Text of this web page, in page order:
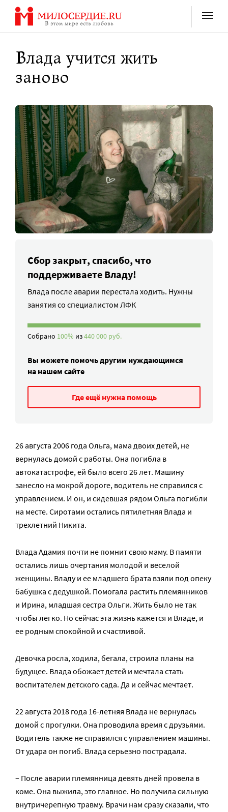
Перейти
содержанию
Влада учится жить
заново
Сбор закрыт, спасибо, что
поддерживаете Владу!
Влада после аварии перестала ходить. Нужны
занятия со специалистом ЛФК
Собрано 100% из440 000 руб.
Вы можете помочь другим нуждающимся
на нашем сайте
Где ещё нужна помощь
26 августа 2006 года Ольга, мама двоих детей, не
вернулась домой с работы. Она погибла в
автокатастрофе, ей было всего 26 лет. Машину
занесло на мокрой дороге, водитель не справился с
управлением. И он, и сидевшая рядом Ольга погибли
на месте. Сиротами остались пятилетняя Влада и
трехлетний Никита.
Влада Адамия почти не помнит свою маму. В памяти
остались лишь очертания молодой и веселой
женщины. Владу и ее младшего брата взяли под опеку
бабушка с дедушкой. Помогала растить племянников
и Ирина, младшая сестра Ольги. Жить было не так
чтобы легко. Но сейчас эта жизнь кажется и Владе, и
ее родным спокойной и счастливой.
Девочка росла, ходила, бегала, строила планы на
будущее. Влада обожает детей и мечтала стать
воспитателем детского сада. Да и сейчас мечтает.
22 августа 2018 года 16-летняя Влада не вернулась
домой с прогулки. Она проводила время с друзьями.
Водитель также не справился с управлением машины.
От удара он погиб. Влада серьезно пострадала.
– После аварии племянница девять дней провела в
коме. Она выжила, это главное. Но получила сильную
внутричерепную травму. Врачи нам сразу сказали, что